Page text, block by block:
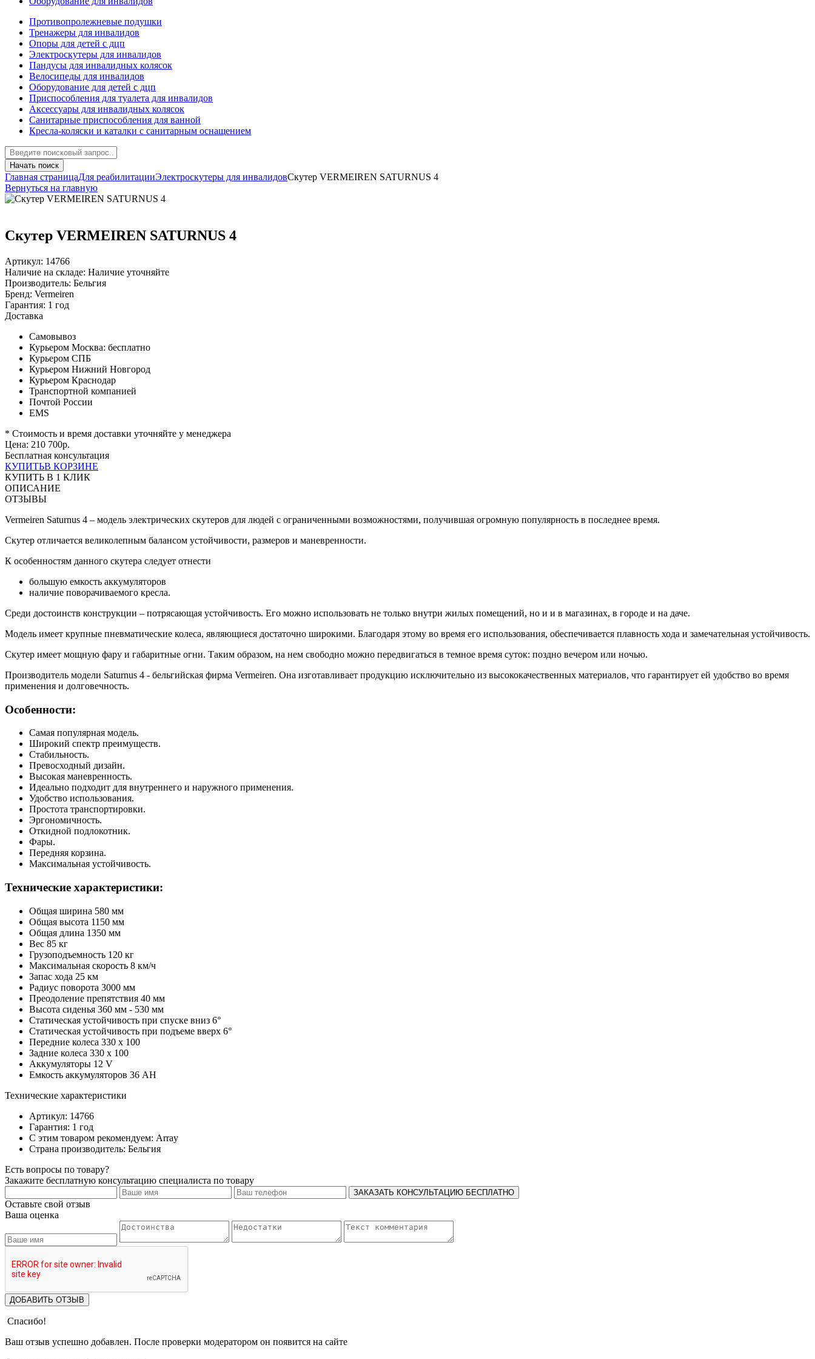
Противопролежневые подушки
Тренажеры для инвалидов
Опоры для детей с дцп
Электроскутеры для инвалидов
Пандусы для инвалидных колясок
Велосипеды для инвалидов
Оборудование для детей с дцп
Приспособления для туалета для инвалидов
Аксессуары для инвалидных колясок
Санитарные приспособления для ванной
Кресла-коляски и каталки с санитарным оснащением
Начать поиск
Главная страницаДля реабилитацииЭлектроскутеры для инвалидовСкутер VERMEIREN SATURNUS 4
Вернуться на главную
Скутер VERMEIREN SATURNUS 4
Артикул: 14766
Наличие на складе: Наличие уточняйте
Производитель: Бельгия
Бренд: Vermeiren
Гарантия: 1 год
Доставка
Самовывоз
Курьером Москва: бесплатно
Курьером СПБ
Курьером Нижний Новгород
Курьером Краснодар
Транспортной компанией
Почтой России
EMS
* Стоимость и время доставки уточняйте у менеджера
Цена: 210 700р.
Бесплатная консультация
КУПИТЬВ КОРЗИНЕ
КУПИТЬ В 1 КЛИК
ОПИСАНИЕ
ОТЗЫВЫ
Vermeiren Saturnus 4 – модель электрических скутеров для людей с ограниченными возможностями, получившая огромную популярность в последнее время.
Скутер отличается великолепным балансом устойчивости, размеров и маневренности.
К особенностям данного скутера следует отнести
большую емкость аккумуляторов
наличие поворачиваемого кресла.
Среди достоинств конструкции – потрясающая устойчивость. Его можно использовать не только внутри жилых помещений, но и и в магазинах, в городе и на даче.
Модель имеет крупные пневматические колеса, являющиеся достаточно широкими. Благодаря этому во время его использования, обеспечивается плавность хода и замечательная устойчивость.
Скутер имеет мощную фару и габаритные огни. Таким образом, на нем свободно можно передвигаться в темное время суток: поздно вечером или ночью.
Производитель модели Saturnus 4 - бельгийская фирма Vermeiren. Она изготавливает продукцию исключительно из высококачественных материалов, что гарантирует ей удобство во время
применения и долговечность.
Особенности:
Самая популярная модель.
Широкий спектр преимуществ.
Стабильность.
Превосходный дизайн.
Высокая маневренность.
Идеально подходит для внутреннего и наружного применения.
Удобство использования.
Простота транспортировки.
Эргономичность.
Откидной подлокотник.
Фары.
Передняя корзина.
Максимальная устойчивость.
Технические характеристики:
Общая ширина 580 мм
Общая высота 1150 мм
Общая длина 1350 мм
Вес 85 кг
Грузоподъемность 120 кг
Максимальная скорость 8 км/ч
Запас хода 25 км
Радиус поворота 3000 мм
Преодоление препятствия 40 мм
Высота сиденья 360 мм - 530 мм
Статическая устойчивость при спуске вниз 6°
Статическая устойчивость при подъеме вверх 6°
Передние колеса 330 x 100
Задние колеса 330 x 100
Аккумуляторы 12 V
Емкость аккумуляторов 36 AH
Технические характеристики
Артикул: 14766
Гарантия: 1 год
С этим товаром рекомендуем: Array
Страна производитель: Бельгия
Есть вопросы по товару?
Закажите бесплатную консультацию специалиста по товару
ЗАКАЗАТЬ КОНСУЛЬТАЦИЮ БЕСПЛАТНО
Оставьте свой отзыв
Ваша оценка
ДОБАВИТЬ ОТЗЫВ
Спасибо!
Ваш отзыв успешно добавлен. После проверки модератором он появится на сайте